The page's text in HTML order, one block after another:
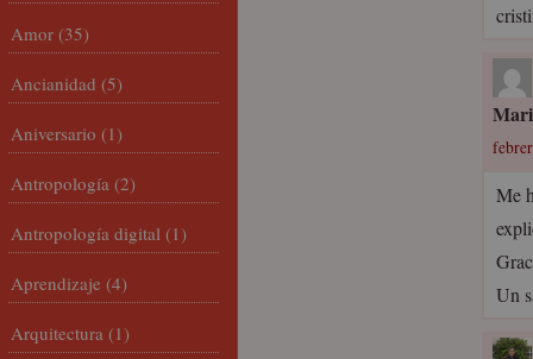
Me
Un
Amor (35)
Ancianidad (5)
Aniversario (1)
Antropología (2)
Antropología digital (1)
Aprendizaje (4)
Arquitectura (1)